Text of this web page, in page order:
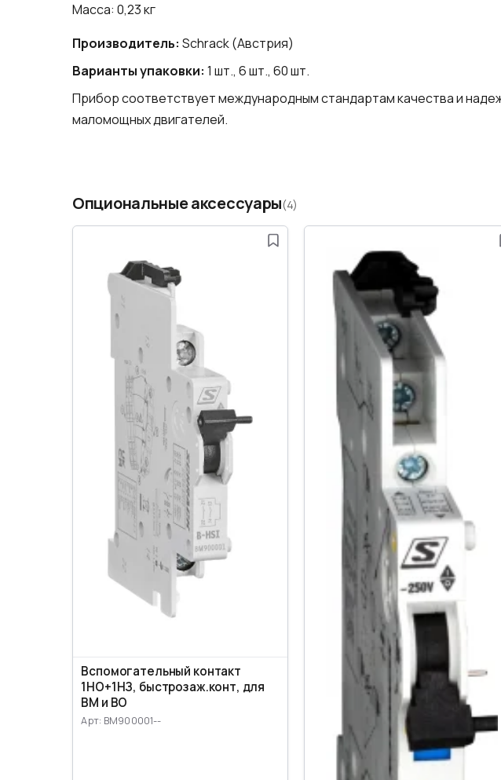
Масса: 0,23 кг
Производитель: Schrack (Австрия)
Варианты упаковки: 1 шт., 6 шт., 60 шт.
Прибор соответствует международным стандартам качества и
маломощных двигателей.
Опциональные аксессуары(4)
Вспомогательный контакт
1НО+1НЗ, быстрозаж.конт, для
ВМ и ВО
Арт: BM900001--